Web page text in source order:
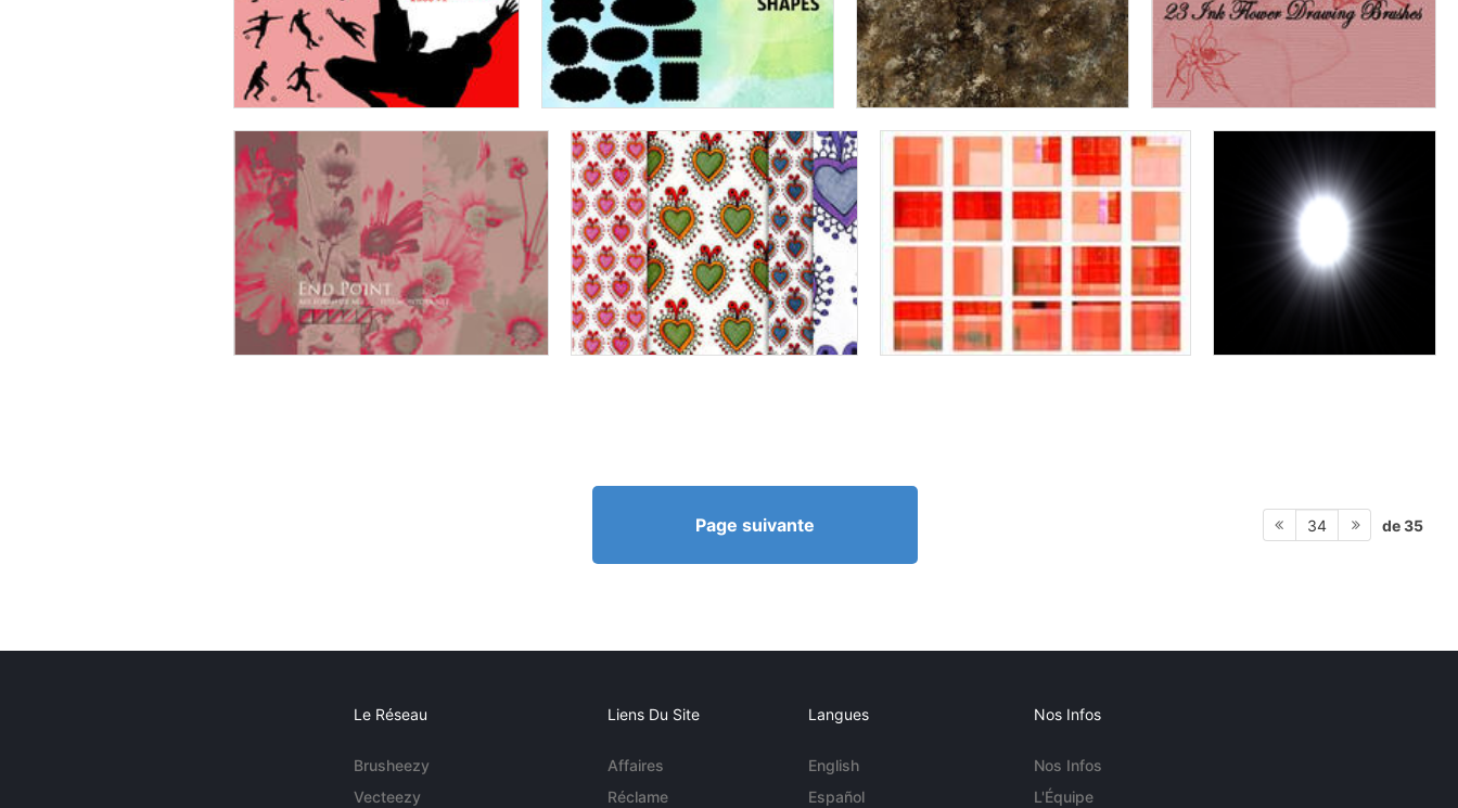
Page suivante 34 de 35
Le Réseau
Brusheezy
Vecteezy
Liens Du Site
Affaires
Réclame
Langues
English
Español
Nos Infos
Nos Infos
L'Équipe